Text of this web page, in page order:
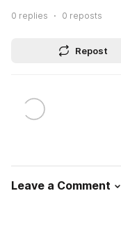
0 replies 0 reposts
Repost
Leave a Comment